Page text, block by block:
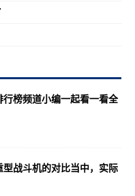
榜频道小编一起看一看全
战斗机的对比当中，实际